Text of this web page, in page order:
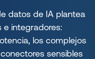
datos de IA plantea
e integradores:
los complejos
sensibles